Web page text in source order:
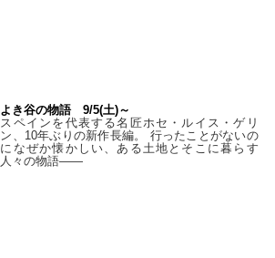
よき谷の物語 9/5(土)～
スペインを代表する名匠ホセ・ルイス・ゲリ
ン、10年ぶりの新作長編。 行ったことがないの
になぜか懐かしい、ある土地とそこに暮らす
人々の物語――